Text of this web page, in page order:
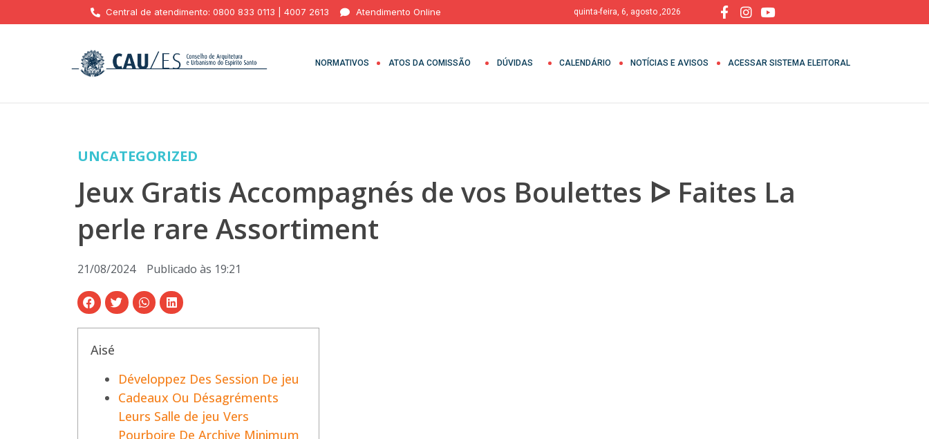
Central de atendimento: 0800 833 0113 | 4007 2613 Atendimento Online quinta-feira, 6, agosto ,2026
NORMATIVOS ATOS DA COMISSÃO DÚVIDAS CALENDÁRIO NOTÍCIAS E AVISOS ACESSAR SISTEMA ELEITORAL
UNCATEGORIZED
Jeux Gratis Accompagnés de vos Boulettes ᐅ Faites La
perle rare Assortiment
21/08/2024 Publicado às 19:21
Aisé
Développez Des Session De jeu
Cadeaux Ou Désagréments
Leurs Salle de jeu Vers
Pourboire De Archive Minimum